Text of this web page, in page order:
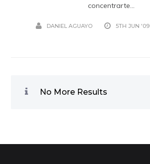
concentrarte...
DANIEL AGUAYO 5TH JUN '09
No More Results